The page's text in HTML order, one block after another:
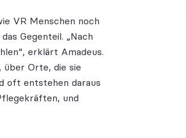
VR Menschen noch
Gegenteil. „Nach
erklärt Amadeus.
über Orte, die sie
oft entstehen daraus
und